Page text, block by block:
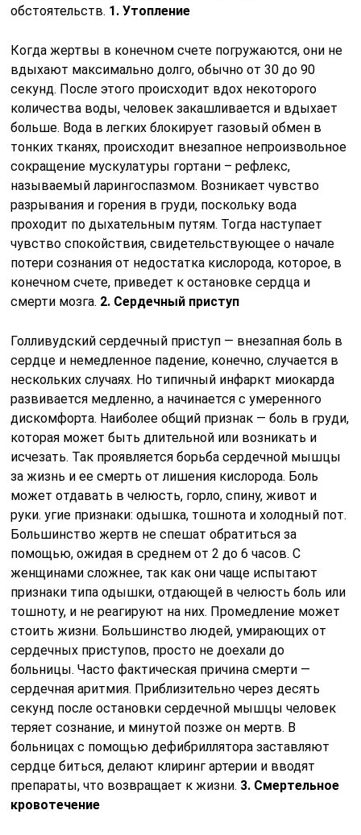
обстоятельств. 1. Утопление
Когда жертвы в конечном счете погружаются, они не
вдыхают максимально долго, обычно от 30 до 90
секунд. После этого происходит вдох некоторого
количества воды, человек закашливается и вдыхает
больше. Вода в легких блокирует газовый обмен в
тонких тканях, происходит внезапное непроизвольное
сокращение мускулатуры гортани – рефлекс,
называемый ларингоспазмом. Возникает чувство
разрывания и горения в груди, поскольку вода
проходит по дыхательным путям. Тогда наступает
чувство спокойствия, свидетельствующее о начале
потери сознания от недостатка кислорода, которое, в
конечном счете, приведет к остановке сердца и
смерти мозга. 2. Сердечный приступ
Голливудский сердечный приступ — внезапная боль в
сердце и немедленное падение, конечно, случается в
нескольких случаях. Но типичный инфаркт миокарда
развивается медленно, а начинается с умеренного
дискомфорта. Наиболее общий признак — боль в груди,
которая может быть длительной или возникать и
исчезать. Так проявляется борьба сердечной мышцы
за жизнь и ее смерть от лишения кислорода. Боль
может отдавать в челюсть, горло, спину, живот и
руки. угие признаки: одышка, тошнота и холодный пот.
Большинство жертв не спешат обратиться за
помощью, ожидая в среднем от 2 до 6 часов. С
женщинами сложнее, так как они чаще испытают
признаки типа одышки, отдающей в челюсть боль или
тошноту, и не реагируют на них. Промедление может
стоить жизни. Большинство людей, умирающих от
сердечных приступов, просто не доехали до
больницы. Часто фактическая причина смерти —
сердечная аритмия. Приблизительно через десять
секунд после остановки сердечной мышцы человек
теряет сознание, и минутой позже он мертв. В
больницах с помощью дефибриллятора заставляют
сердце биться, делают клиринг артерии и вводят
препараты, что возвращает к жизни. 3. Смертельное
кровотечение